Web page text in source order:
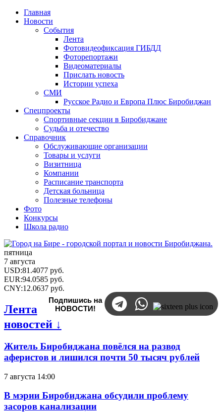
Главная
Новости
События
Лента
Фотовидеофиксация ГИБДД
Фоторепортажи
Видеоматериалы
Прислать новость
Истории успеха
СМИ
Русское Радио и Европа Плюс Биробиджан
Спецпроекты
Спортивные секции в Биробиджане
Судьба и отечество
Справочник
Обслуживающие организации
Товары и услуги
Визитница
Компании
Расписание транспорта
Детская больница
Полезные телефоны
Фото
Конкурсы
Школа радио
пятница
7 августа
USD:81.4077 руб.
EUR:94.0585 руб.
CNY:12.0637 руб.
Подпишись на
НОВОСТИ!
Лента
новостей ↓
Житель Биробиджана повёлся на развод
аферистов и лишился почти 50 тысяч рублей
7 августа 14:00
В мэрии Биробиджана обсудили проблему
засоров канализации